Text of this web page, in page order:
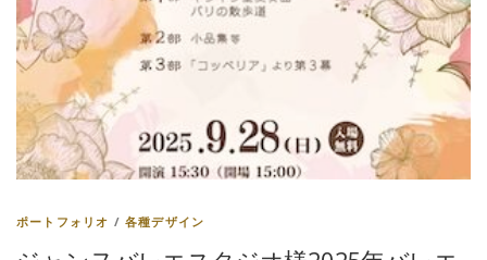
ポートフォリオ /各種デザイン